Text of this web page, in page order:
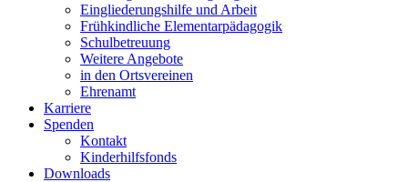
Eingliederungshilfe und Arbeit
Frühkindliche Elementarpädagogik
Schulbetreuung
Weitere Angebote
in den Ortsvereinen
Ehrenamt
Karriere
Spenden
Kontakt
Kinderhilfsfonds
Downloads